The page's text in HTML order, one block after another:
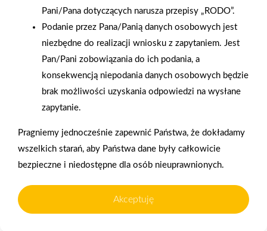
2025-12-31
Otwarcie sklepu PSB
Pani/Pana dotyczących narusza przepisy „RODO”.
Podanie przez Pana/Panią danych osobowych jest
niezbędne do realizacji wniosku z zapytaniem. Jest
Pan/Pani zobowiązania do ich podania, a
konsekwencją niepodania danych osobowych będzie
brak możliwości uzyskania odpowiedzi na wysłane
zapytanie.
Pragniemy jednocześnie zapewnić Państwa, że dokładamy
wszelkich starań, aby Państwa dane były całkowicie
bezpieczne i niedostępne dla osób nieuprawnionych.
Akceptuję